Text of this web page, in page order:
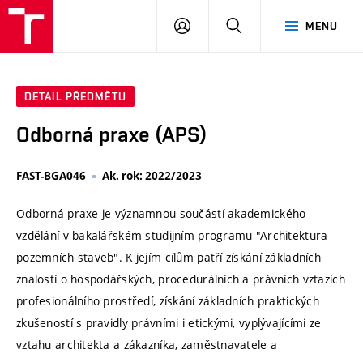
MENU
PŘIHLÁSIT
DETAIL PŘEDMĚTU
Odborná praxe (APS)
FAST-BGA046 Ak. rok: 2022/2023
Odborná praxe je významnou součástí akademického
vzdělání v bakalářském studijním programu "Architektura
pozemních staveb". K jejím cílům patří získání základních
znalostí o hospodářských, procedurálních a právních vztazích
profesionálního prostředí, získání základních praktických
zkušeností s pravidly právními i etickými, vyplývajícími ze
vztahu architekta a zákazníka, zaměstnavatele a